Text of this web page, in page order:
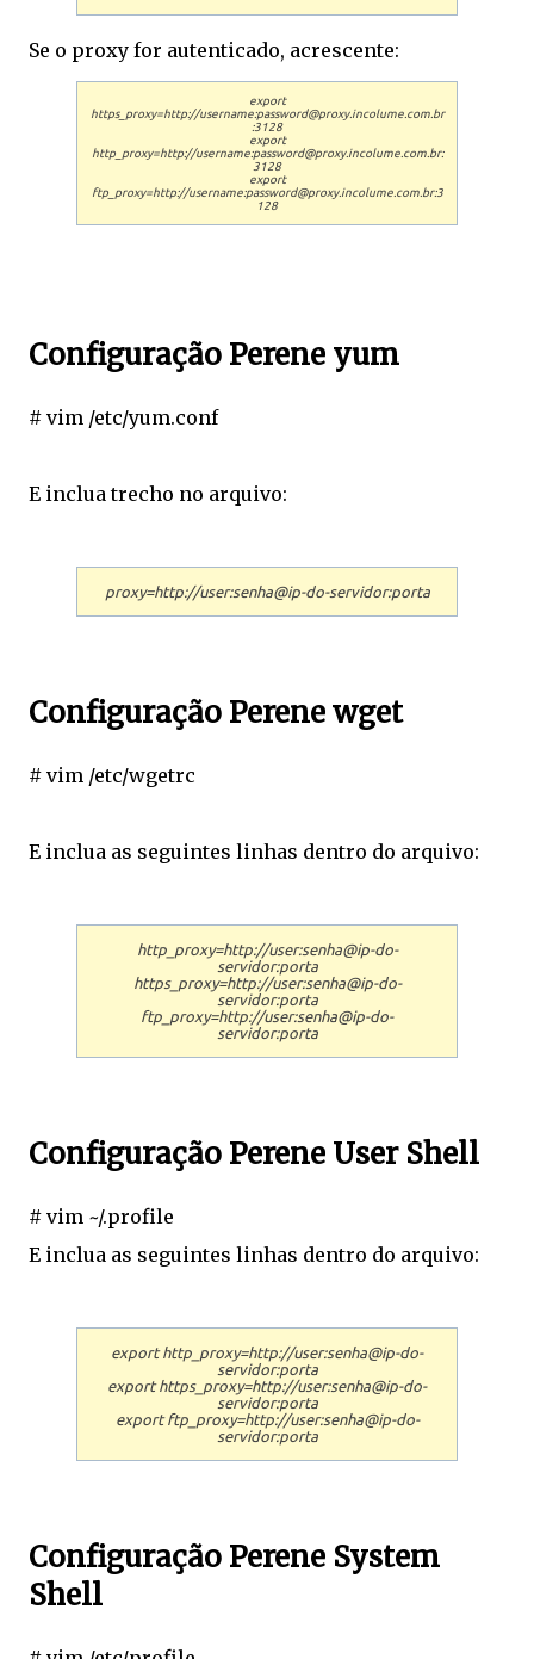
Se o proxy for autenticado, acrescente:
export
https_proxy=http://username:password@proxy.incolume.com.br
:3128
export
http_proxy=http://username:password@proxy.incolume.com.br:
3128
export
ftp_proxy=http://username:password@proxy.incolume.com.br:3
128
Configuração Perene yum
# vim /etc/yum.conf
E inclua trecho no arquivo:
proxy=http://user:senha@ip-do-servidor:porta
Configuração Perene wget
# vim /etc/wgetrc
E inclua as seguintes linhas dentro do arquivo:
http_proxy=http://user:senha@ip-do-
servidor:porta
https_proxy=http://user:senha@ip-do-
servidor:porta
ftp_proxy=http://user:senha@ip-do-
servidor:porta
Configuração Perene User Shell
# vim ~/.profile
E inclua as seguintes linhas dentro do arquivo:
export http_proxy=http://user:senha@ip-do-
servidor:porta
export https_proxy=http://user:senha@ip-do-
servidor:porta
export ftp_proxy=http://user:senha@ip-do-
servidor:porta
Configuração Perene System
Shell